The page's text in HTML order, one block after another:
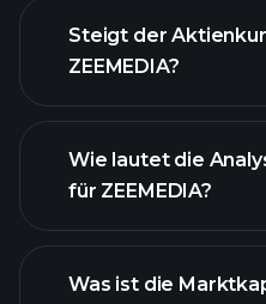
fortgeschrittenen
Steigt der
ZEEMEDIA?
ZEEMEDIA
Wie lautet die
für ZEEMEDIA?
Was ist die